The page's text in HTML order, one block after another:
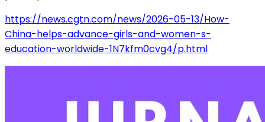
https://news.cgtn.com/news/2026-05-13/How-
China-helps-advance-girls-and-women-s-
education-worldwide-1N7kfm0cvg4/p.html